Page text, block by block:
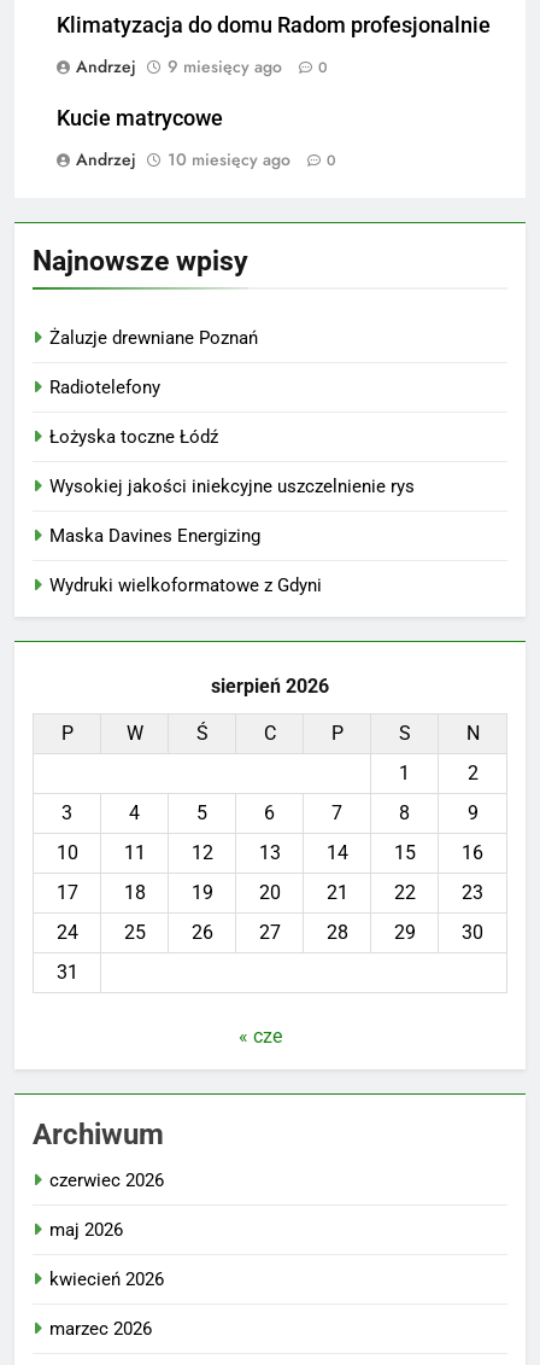
Klimatyzacja do domu Radom profesjonalnie
Andrzej
9 miesięcy ago 0
Kucie matrycowe
Andrzej
10 miesięcy ago 0
Najnowsze wpisy
Żaluzje drewniane Poznań
Radiotelefony
Łożyska toczne Łódź
Wysokiej jakości iniekcyjne uszczelnienie rys
Maska Davines Energizing
Wydruki wielkoformatowe z Gdyni
sierpień 2026
P W Ś C P S
N
1
2
3
4 5 6 7 8
9
10
11 12 13 14 15
16
17
18 19 20 21 22
23
24
25 26 27 28 29
30
31
« cze
Archiwum
czerwiec 2026
maj 2026
kwiecień 2026
marzec 2026